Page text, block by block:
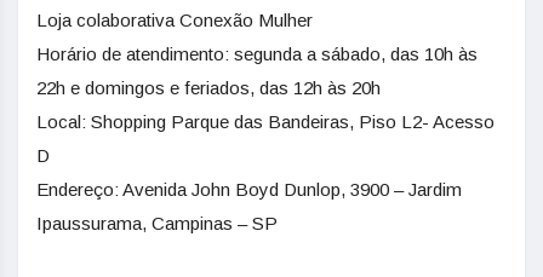
Loja colaborativa Conexão Mulher
Horário de atendimento: segunda a sábado, das 10h às
22h e domingos e feriados, das 12h às 20h
Local: Shopping Parque das Bandeiras, Piso L2- Acesso
D
Endereço: Avenida John Boyd Dunlop, 3900 – Jardim
Ipaussurama, Campinas – SP